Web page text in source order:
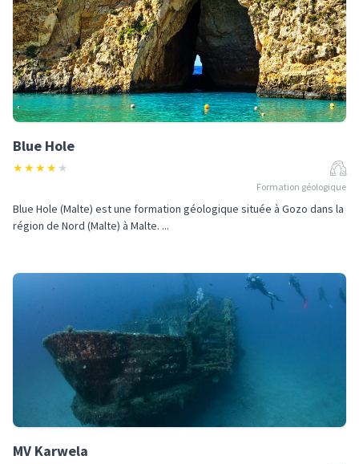
Blue Hole
★★★★ ★
Formation géologique
Blue Hole (Malte) est une formation géologique située à Gozo dans la
région de Nord (Malte) à Malte. ...
MV Karwela